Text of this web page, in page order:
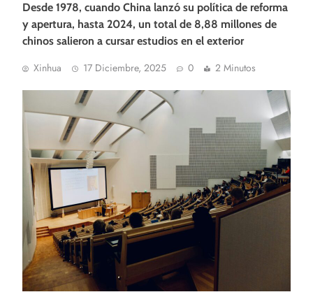
Desde 1978, cuando China lanzó su política de reforma
y apertura, hasta 2024, un total de 8,88 millones de
chinos salieron a cursar estudios en el exterior
Xinhua 17 Diciembre, 2025 0 2 Minutos